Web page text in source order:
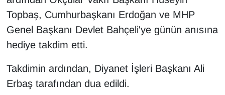
Topbaş, Cumhurbaşkanı Erdoğan ve MHP
Genel Başkanı Devlet Bahçeli'ye günün anısına
hediye takdim etti.
Takdimin ardından, Diyanet İşleri Başkanı Ali
Erbaş tarafından dua edildi.